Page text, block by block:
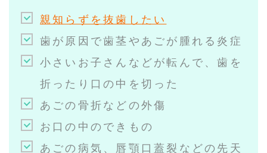
親知らずを抜歯したい
歯が原因で歯茎やあごが腫れる炎症
小さいお子さんなどが転んで、歯を
折ったり口の中を切った
あごの骨折などの外傷
お口の中のできもの
あごの病気、唇顎口蓋裂などの先天